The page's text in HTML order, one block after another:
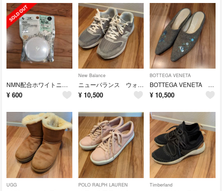
NMN配合ホワイトニング クッションファンデ
¥ 600
New Balance
ニューバランス ウォーキングシューズ 24cm
¥ 10,500
BOTTEGA VENETA
BOTTEGA VENETA ボッテガ スリッポン
¥ 10,500
UGG POLO RALPH LAUREN Timberland